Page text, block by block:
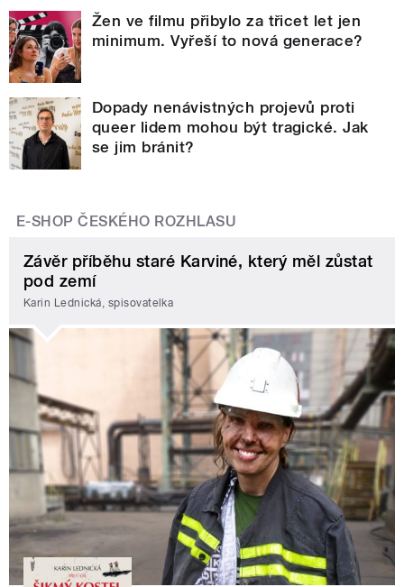
Žen ve filmu přibylo za třicet let jen
minimum. Vyřeší to nová generace?
Dopady nenávistných projevů proti
queer lidem mohou být tragické. Jak
se jim bránit?
E-SHOP ČESKÉHO ROZHLASU
Závěr příběhu staré Karviné, který měl zůstat
pod zemí
Karin Lednická, spisovatelka